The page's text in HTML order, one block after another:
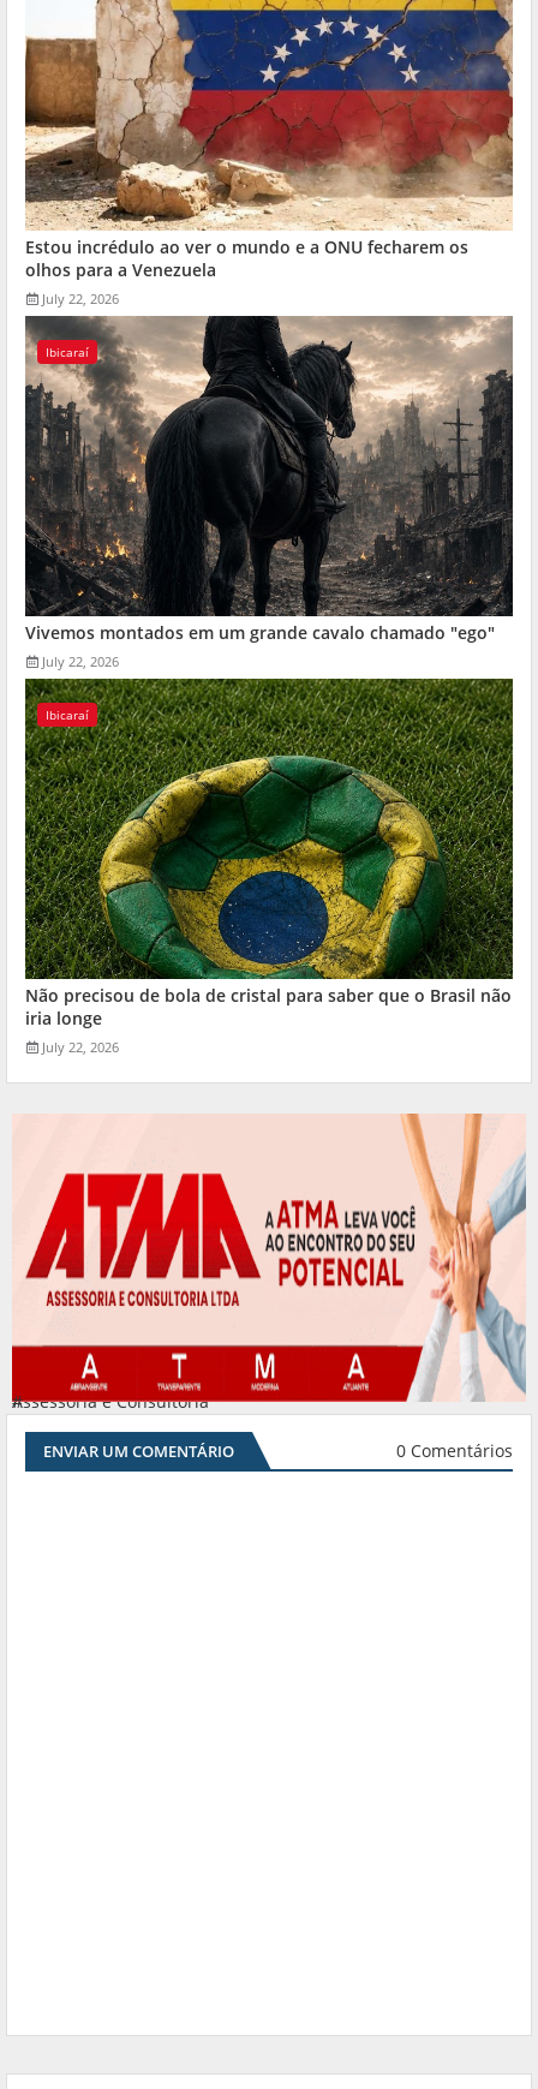
Estou incrédulo ao ver o mundo e a ONU fecharem os
olhos para a Venezuela
July 22, 2026
Ibicaraí
Vivemos montados em um grande cavalo chamado "ego"
July 22, 2026
Ibicaraí
Não precisou de bola de cristal para saber que o Brasil não
iria longe
July 22, 2026
Assessoria e Consultoria
#
ENVIAR UM COMENTÁRIO 0 Comentários